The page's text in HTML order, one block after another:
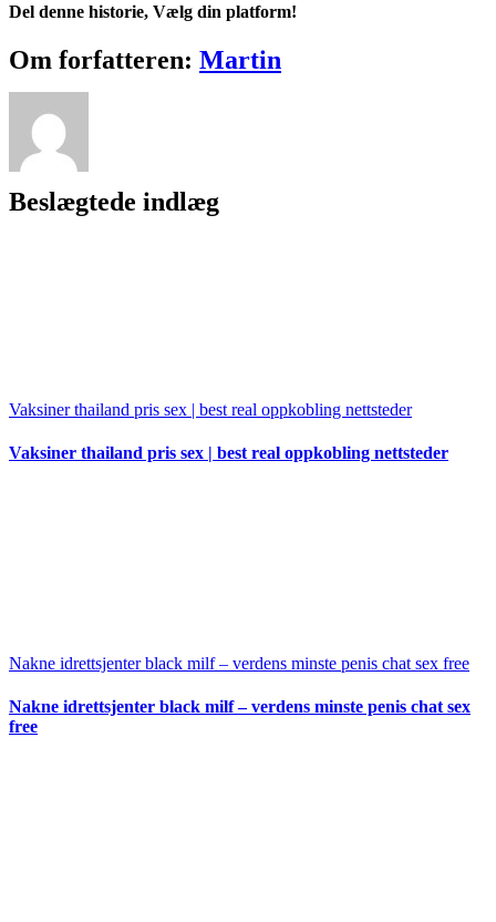
Del denne historie, Vælg din platform!
Facebook
X
Reddit
LinkedIn
WhatsApp
Tumblr
Pinterest
Vk
Xing
E-
mail
Om forfatteren: Martin
Beslægtede indlæg
Vaksiner thailand pris sex | best real oppkobling nettsteder
Vaksiner thailand pris sex | best real oppkobling nettsteder
Nakne idrettsjenter black milf – verdens minste penis chat sex free
Nakne idrettsjenter black milf – verdens minste penis chat sex
free